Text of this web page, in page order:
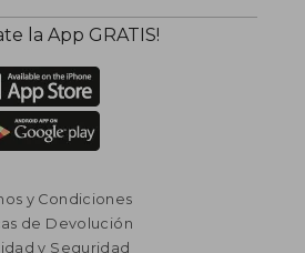
la App GRATIS!
y Condiciones
de Devolución
y Seguridad